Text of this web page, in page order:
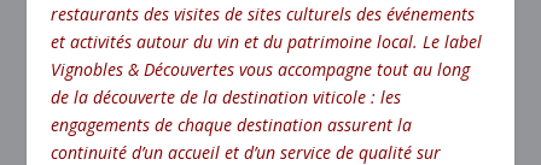
restaurants des visites de sites culturels des événements
et activités autour du vin et du patrimoine local. Le label
Vignobles & Découvertes vous accompagne tout au long
de la découverte de la destination viticole : les
engagements de chaque destination assurent la
continuité d’un accueil et d’un service de qualité sur